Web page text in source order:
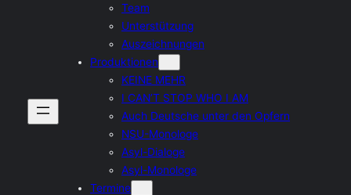
Team
Unterstützung
Auszeichnungen
Produktionen
KEINE MEHR
I CAN’T STOP WHO I AM
Auch Deutsche unter den Opfern
NSU-Monologe
Asyl-Dialoge
Asyl-Monologe
Termine